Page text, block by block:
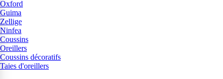
Oxford
Guima
Zellige
Ninfea
Coussins
Oreillers
Coussins décoratifs
Taies d'oreillers